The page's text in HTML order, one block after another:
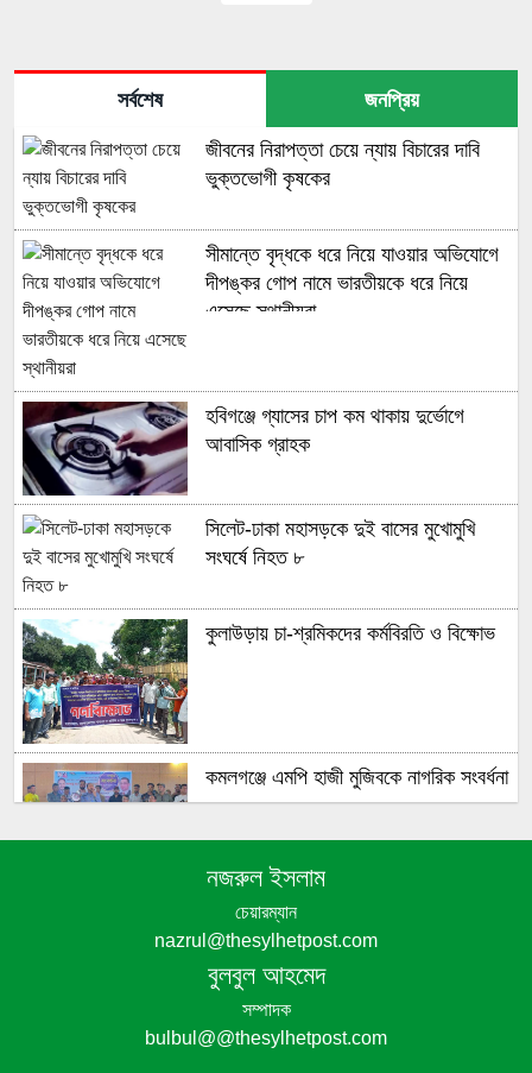
সর্বশেষ জনপ্রিয়
জীবনের নিরাপত্তা চেয়ে ন্যায় বিচারের দাবি
ভুক্তভোগী কৃষকের
সীমান্তে বৃদ্ধকে ধরে নিয়ে যাওয়ার অভিযোগে
দীপঙ্কর গোপ নামে ভারতীয়কে ধরে নিয়ে
এসেছে স্থানীয়রা
হবিগঞ্জে গ্যাসের চাপ কম থাকায় দুর্ভোগে
আবাসিক গ্রাহক
‎সিলেট-ঢাকা মহাসড়কে দুই বাসের মুখোমুখি
সংঘর্ষে নিহত ৮
কুলাউড়ায় চা-শ্রমিকদের কর্মবিরতি ও বিক্ষোভ
কমলগঞ্জে এমপি হাজী মুজিবকে নাগরিক সংবর্ধনা
এমপি নাসের রহমানকে নিয়ে এআই দিয়ে
অশ্লীল ভিডিও: আরও এক আসামি গ্রেপ্তার
নজরুল ইসলাম
চেয়ারম্যান
nazrul@thesylhetpost.com
বুলবুল আহমেদ
সম্পাদক
bulbul@@thesylhetpost.com